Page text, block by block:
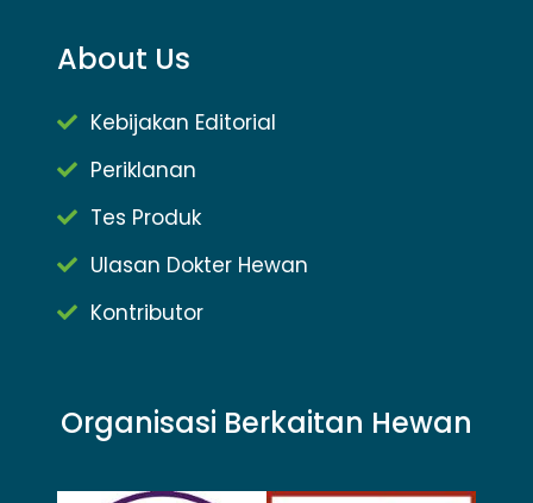
About Us
Kebijakan Editorial
Periklanan
Tes Produk
Ulasan Dokter Hewan
Kontributor
Organisasi Berkaitan Hewan